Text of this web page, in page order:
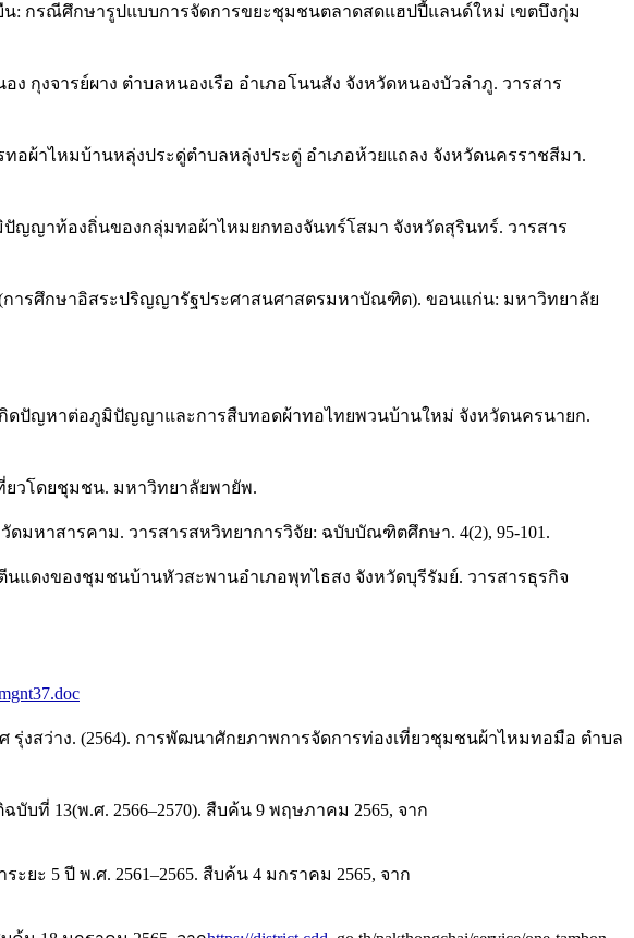
น: กรณีศึกษารูปแบบการจัดการขยะชุมชนตลาดสดแฮปปี้แลนด์ใหม่ เขตบึงกุ่ม
งจารย์ผาง ตำบลหนองเรือ อำเภอโนนสัง จังหวัดหนองบัวลำภู. วารสาร
ผ้าไหมบ้านหลุ่งประดู่ตำบลหลุ่งประดู่ อำเภอห้วยแถลง จังหวัดนครราชสีมา.
ญญาท้องถิ่นของกลุ่มทอผ้าไหมยกทองจันทร์โสมา จังหวัดสุรินทร์. วารสาร
การศึกษาอิสระปริญญารัฐประศาสนศาสตรมหาบัณฑิต). ขอนแก่น: มหาวิทยาลัย
ดปัญหาต่อภูมิปัญญาและการสืบทอดผ้าทอไทยพวนบ้านใหม่ จังหวัดนครนายก.
ยวโดยชุมชน. มหาวิทยาลัยพายัพ.
มหาสารคาม. วารสารสหวิทยาการวิจัย: ฉบับบัณฑิตศึกษา. 4(2), 95-101.
แดงของชุมชนบ้านหัวสะพานอำเภอพุทไธสง จังหวัดบุรีรัมย์. วารสารธุรกิจ
สว่าง. (2564). การพัฒนาศักยภาพการจัดการท่องเที่ยวชุมชนผ้าไหมทอมือ ตำบล
ที่ 13(พ.ศ. 2566–2570). สืบค้น 9 พฤษภาคม 2565, จาก
ะ 5 ปี พ.ศ. 2561–2565. สืบค้น 4 มกราคม 2565, จาก